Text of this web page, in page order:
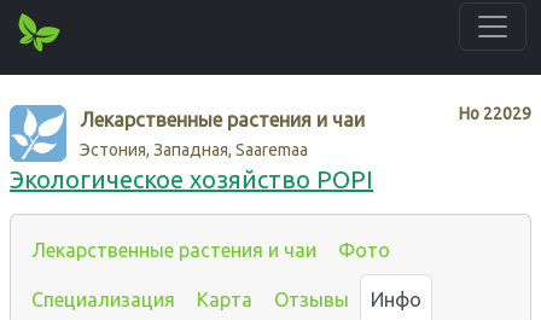
Нo 22029
Лекарственные растения и чаи
Эстония, Западная, Saaremaa
Экологическое хозяйство POPI
Лекарственные растения и чаи Фото
Специализация Карта Отзывы Инфо